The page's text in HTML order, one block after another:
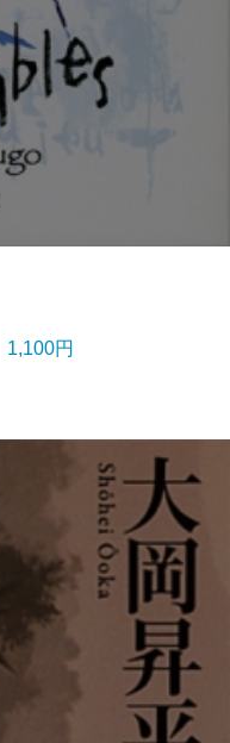
1,100円